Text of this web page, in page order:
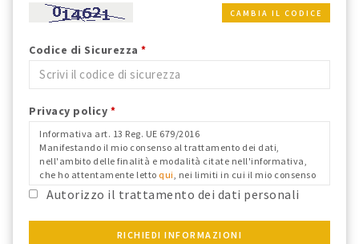
CAMBIA IL CODICE
Codice di Sicurezza *
Privacy policy *
Informativa art. 13 Reg. UE 679/2016
Manifestando il mio consenso al trattamento dei dati,
nell'ambito delle finalità e modalità citate nell'informativa,
che ho attentamente letto qui , nei limiti in cui il mio consenso
fosse richiesto ai fini del Reg. Ue 679/2016 e confermo i dati
anagrafici riportati.
Autorizzo il trattamento dei dati personali
RICHIEDI INFORMAZIONI